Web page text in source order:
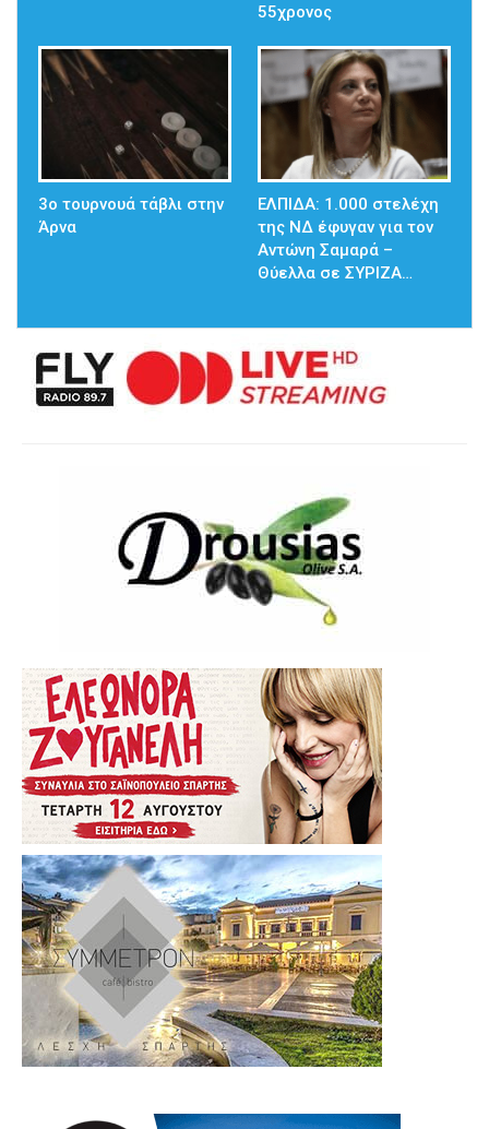
55χρονος
3ο τουρνουά τάβλι στην
Άρνα
ΕΛΠΙΔΑ: 1.000 στελέχη
της ΝΔ έφυγαν για τον
Αντώνη Σαμαρά –
Θύελλα σε ΣΥΡΙΖΑ…